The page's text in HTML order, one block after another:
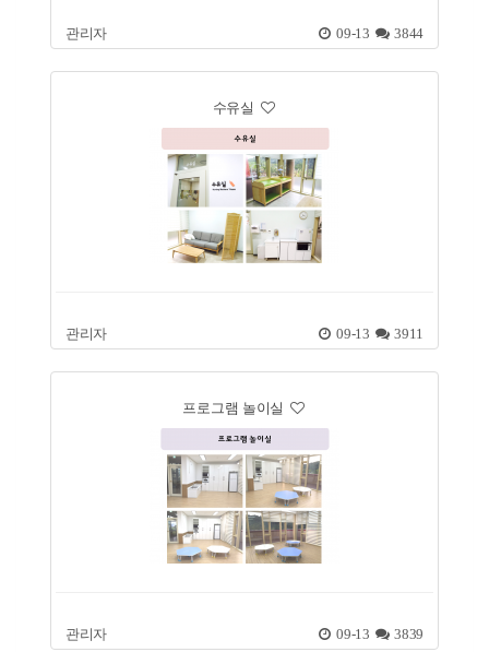
관리자 09-13 3844
수유실
관리자 09-13 3911
프로그램 놀이실
관리자 09-13 3839